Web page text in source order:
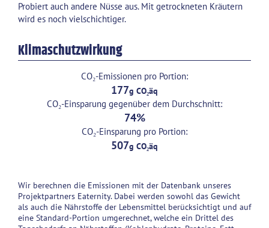
Probiert auch andere Nüsse aus. Mit getrockneten Kräutern
wird es noch vielschichtiger.
Klimaschutzwirkung
CO₂-Emissionen pro Portion:
177
CO₂-Einsparung gegenüber dem Durchschnitt:
74
CO₂-Einsparung pro Portion:
507
Wir berechnen die Emissionen mit der Datenbank unseres
Projektpartners Eaternity. Dabei werden sowohl das Gewicht
als auch die Nährstoffe der Lebensmittel berücksichtigt und auf
eine Standard-Portion umgerechnet, welche ein Drittel des